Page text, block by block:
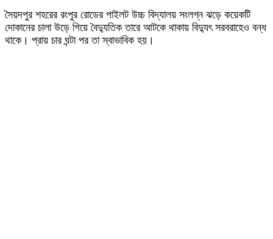
সৈয়দপুর শহরের রংপুর রোডের পাইলট উচ্চ বিদ্যালয় সংলগ্ন ঝড়ে কয়েকটি
দোকানের চালা উড়ে গিয়ে বৈদ্যুতিক তারে আটকে থাকায় বিদ্যুৎ সরবরাহেও বন্ধ
থাকে। প্রায় চার ঘন্টা পর তা স্বাভাবিক হয়।